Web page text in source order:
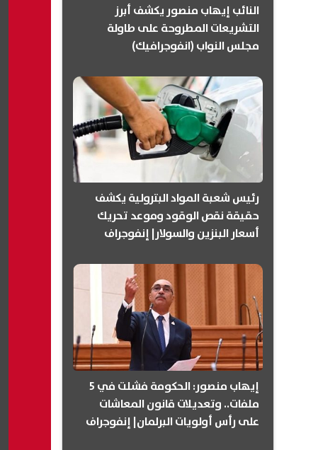
النائب إيهاب منصور يكشف أبرز
التشريعات المطروحة على طاولة
مجلس النواب (انفوجرافيك)
رئيس شعبة المواد البترولية يكشف
حقيقة نقص الوقود وموعد تحريك
أسعار البنزين والسولار| إنفوجراف
إيهاب منصور: الحكومة فشلت في 5
ملفات.. وتعديلات قانون المعاشات
على رأس أولويات البرلمان| إنفوجراف